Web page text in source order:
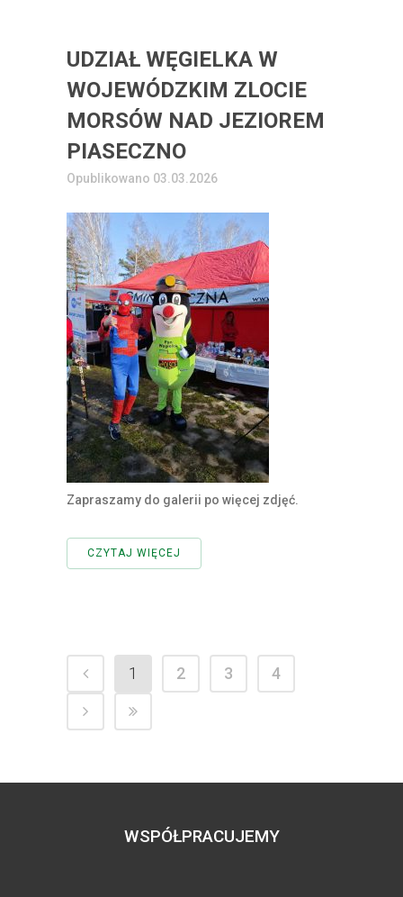
UDZIAŁ WĘGIELKA W
WOJEWÓDZKIM ZLOCIE
MORSÓW NAD JEZIOREM
PIASECZNO
Opublikowano 03.03.2026
Zapraszamy do galerii po więcej zdjęć.
CZYTAJ WIĘCEJ
1 2 3 4
WSPÓŁPRACUJEMY